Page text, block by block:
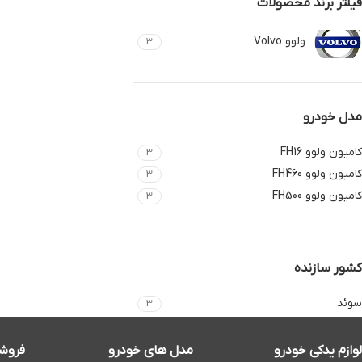
فیلتر برند محصولات
ولوو Volvo 3
مدل خودرو
کامیون ولوو FH16 3
کامیون ولوو FH460 3
کامیون ولوو FH500 3
کشور سازنده
سوئد 3
لوازم یدکی خودرو مدل های خودرو